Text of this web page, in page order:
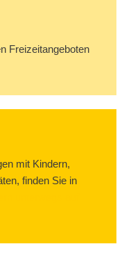
Freizeitangeboten
mit Kindern,
finden Sie in